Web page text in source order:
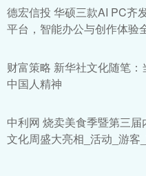
德宏信投 华硕三款AI PC齐
平台，智能办公与创作体验
财富策略 新华社文化随笔：
中国人精神
中利网 烧卖美食季暨第三
文化周盛大亮相_活动_游客